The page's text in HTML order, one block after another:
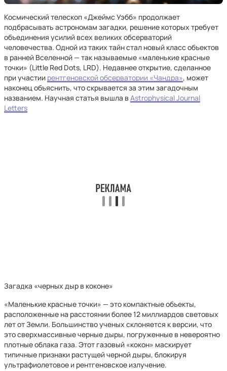
Космический телескоп «Джеймс Уэбб» продолжает
подбрасывать астрономам загадки, решение которых требует
объединения усилий всех великих обсерваторий
человечества. Одной из таких тайн стал новый класс объектов
в ранней Вселенной — так называемые «маленькие красные
точки» (Little Red Dots, LRD). Недавнее открытие, сделанное
при участии рентгеновской обсерватории «Чандра», может
наконец объяснить, что скрывается за этим загадочным
названием. Научная статья вышла в Astrophysical Journal
Letters
Загадка «черных дыр в коконе»
«Маленькие красные точки» — это компактные объекты,
расположенные на расстоянии более 12 миллиардов световых
лет от Земли. Большинство ученых склоняется к версии, что
это сверхмассивные черные дыры, погруженные в невероятно
плотные облака газа. Этот газовый «кокон» маскирует
типичные признаки растущей черной дыры, блокируя
ультрафиолетовое и рентгеновское излучение.